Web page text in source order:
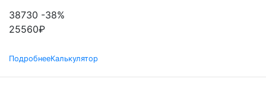
38730 -38%
25560₽
ПодробнееКалькулятор